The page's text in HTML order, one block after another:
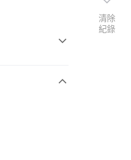
清除
紀錄